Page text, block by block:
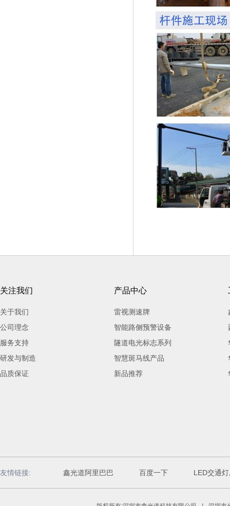
关注我们
关于我们
公司理念
服务支持
研发与制造
品质保证
产品中心
雷视测速牌
智能路侧预警设备
隧道电光标志系列
智慧斑马线产品
新品推荐
友情链接: 鑫光道阿里巴巴 百度一下 LED交通